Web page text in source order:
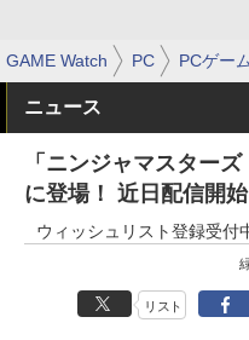
GAME Watch PC PCゲーム
ニュース
「ニンジャマスター
に登場！ 近日配信開始
ウィッシュリスト登録受付
リスト